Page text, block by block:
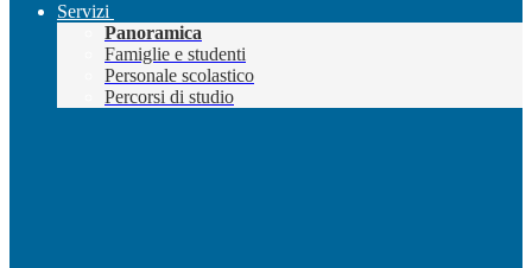
Servizi
Panoramica
Famiglie e studenti
Personale scolastico
Percorsi di studio